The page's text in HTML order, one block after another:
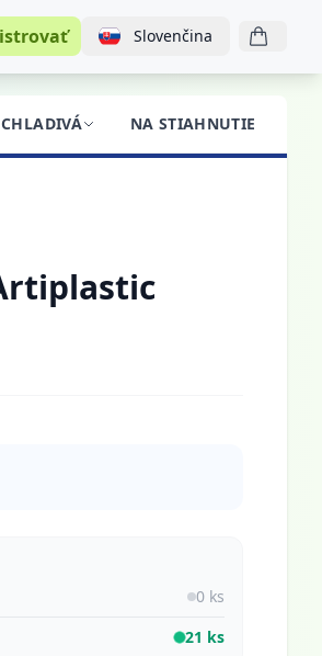
Slovenčina
CHLADIVÁ NA STIAHNUTIE
0 ks
21 ks